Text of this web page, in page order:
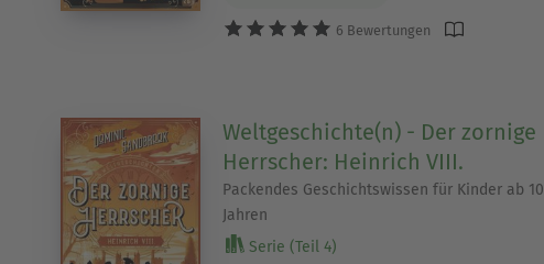
6 Bewertungen
Weltgeschichte(n) - Der zornige
Herrscher: Heinrich VIII.
Packendes Geschichtswissen für Kinder ab 10
Jahren
Serie (Teil 4)